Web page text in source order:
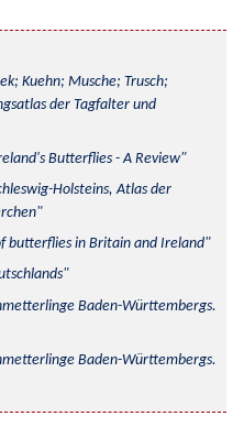
Kuehn; Musche; Trusch;
der Tagfalter und
Butterflies - A Review
Holsteins, Atlas der
butterflies in Britain and Ireland
Baden-Württembergs.
Baden-Württembergs.